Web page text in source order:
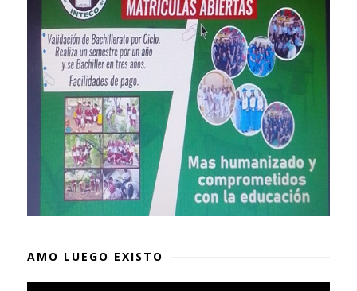
AMO LUEGO EXISTO